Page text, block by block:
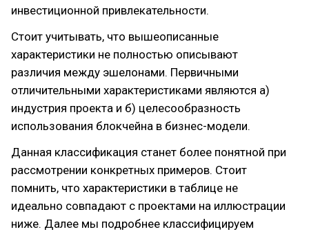
инвестиционной привлекательности.
Стоит учитывать, что вышеописанные
характеристики не полностью описывают
различия между эшелонами. Первичными
отличительными характеристиками являются а)
индустрия проекта и б) целесообразность
использования блокчейна в бизнес-модели.
Данная классификация станет более понятной при
рассмотрении конкретных примеров. Стоит
помнить, что характеристики в таблице не
идеально совпадают с проектами на иллюстрации
ниже. Далее мы подробнее классифицируем